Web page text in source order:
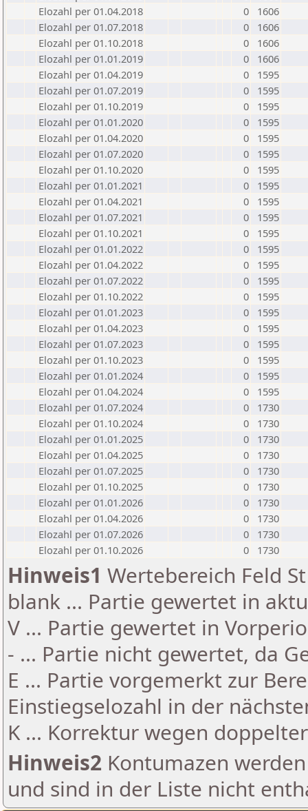
Elozahl per 01.04.2018
0
1606
Elozahl per 01.07.2018
0
1606
Elozahl per 01.10.2018
0
1606
Elozahl per 01.01.2019
0
1606
Elozahl per 01.04.2019
0
1595
Elozahl per 01.07.2019
0
1595
Elozahl per 01.10.2019
0
1595
Elozahl per 01.01.2020
0
1595
Elozahl per 01.04.2020
0
1595
Elozahl per 01.07.2020
0
1595
Elozahl per 01.10.2020
0
1595
Elozahl per 01.01.2021
0
1595
Elozahl per 01.04.2021
0
1595
Elozahl per 01.07.2021
0
1595
Elozahl per 01.10.2021
0
1595
Elozahl per 01.01.2022
0
1595
Elozahl per 01.04.2022
0
1595
Elozahl per 01.07.2022
0
1595
Elozahl per 01.10.2022
0
1595
Elozahl per 01.01.2023
0
1595
Elozahl per 01.04.2023
0
1595
Elozahl per 01.07.2023
0
1595
Elozahl per 01.10.2023
0
1595
Elozahl per 01.01.2024
0
1595
Elozahl per 01.04.2024
0
1595
Elozahl per 01.07.2024
0
1730
Elozahl per 01.10.2024
0
1730
Elozahl per 01.01.2025
0
1730
Elozahl per 01.04.2025
0
1730
Elozahl per 01.07.2025
0
1730
Elozahl per 01.10.2025
0
1730
Elozahl per 01.01.2026
0
1730
Elozahl per 01.04.2026
0
1730
Elozahl per 01.07.2026
0
1730
Elozahl per 01.10.2026
0 1730
Hinweis1 Wertebereich Feld
blank ... Partie gewertet in
V ... Partie gewertet in
- ... Partie nicht gewertet, da
E ... Partie vorgemerkt zur
Einstiegselozahl in der
K ... Korrektur wegen
Hinweis2 Kontumazen
und sind in der Liste nicht